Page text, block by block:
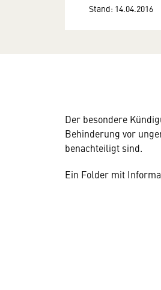
Stand: 14.04.2016
Der besondere
Behinderung vor
benachteiligt sind.
Ein Folder mit